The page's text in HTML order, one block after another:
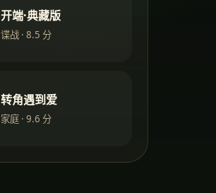
开端·典藏版
谍战· 8.5 分
转角遇到爱
家庭· 9.6 分